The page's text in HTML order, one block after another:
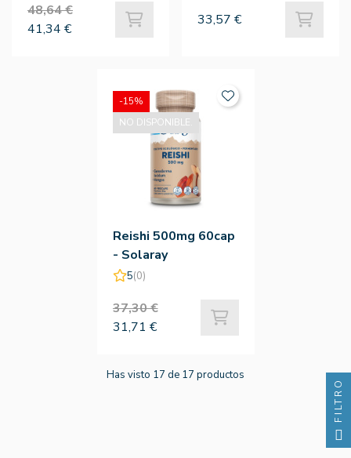
48,64 €
41,34 €
33,57 €
Reishi 500mg 60cap
- Solaray
5(0)
37,30 €
31,71 €
-15%
NO DISPONIBLE.
Has visto 17 de 17 productos
FILTRO